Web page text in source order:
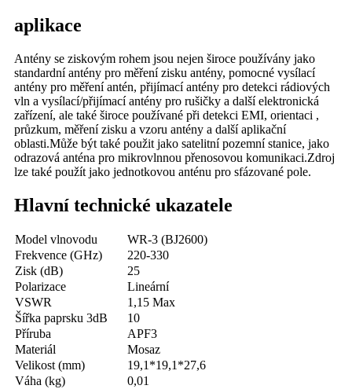
aplikace
Antény se ziskovým rohem jsou nejen široce používány jako
standardní antény pro měření zisku antény, pomocné vysílací
antény pro měření antén, přijímací antény pro detekci rádiových
vln a vysílací/přijímací antény pro rušičky a další elektronická
zařízení, ale také široce používané při detekci EMI, orientaci ,
průzkum, měření zisku a vzoru antény a další aplikační
oblasti.Může být také použit jako satelitní pozemní stanice, jako
odrazová anténa pro mikrovlnnou přenosovou komunikaci.Zdroj
lze také použít jako jednotkovou anténu pro sfázované pole.
Hlavní technické ukazatele
Model vlnovodu
WR-3 (BJ2600)
Frekvence (GHz)
220-330
Zisk (dB)
25
Polarizace
Lineární
VSWR
1,15 Max
Šířka paprsku 3dB
10
Příruba
APF3
Materiál
Mosaz
Velikost (mm)
19,1*19,1*27,6
Váha (kg)
0,01